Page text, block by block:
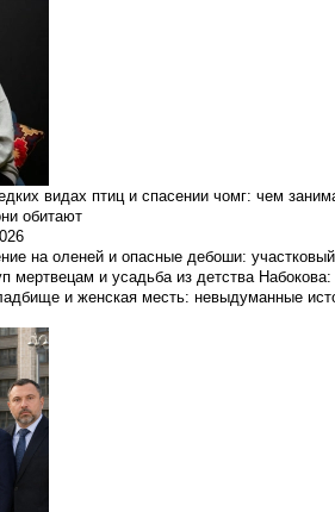
видах птиц и спасении чомг: чем
обитают
на оленей и опасные дебоши:
мертвецам и усадьба из детства
и женская месть: невыдуманные